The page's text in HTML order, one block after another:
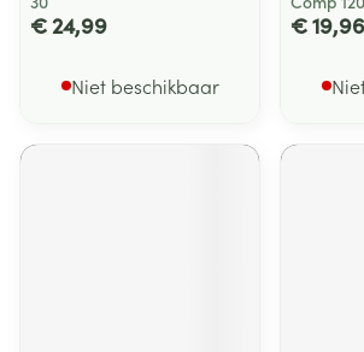
€ 24,99
Niet beschikbaar
€ 19,96